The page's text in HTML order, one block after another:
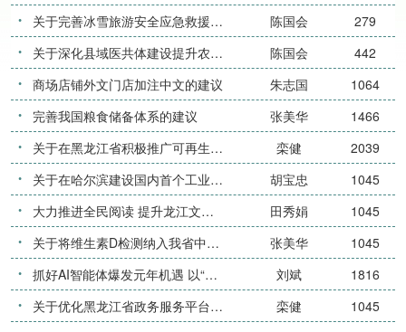
关于完善冰雪旅游安全应急救援体系的建议
陈国会
279
关于深化县域医共体建设提升农村医疗服务能力的建议
陈国会
442
商场店铺外文门店加注中文的建议
朱志国
1064
完善我国粮食储备体系的建议
张美华
1466
关于在黑龙江省积极推广可再生能源开发利用 助力我省绿色低碳发展的建议
栾健
2039
关于在哈尔滨建设国内首个工业菌种、酶制剂 开发技术平台的建议
胡宝忠
1045
大力推进全民阅读 提升龙江文化软实力
田秀娟
1045
关于将维生素D检测纳入我省中老年人年度体检项目的建议
张美华
1045
抓好AI智能体爆发元年机遇 以“智”提“质”赋能龙江粮食安全应急保障体系建设
刘斌
1816
关于优化黑龙江省政务服务平台 “龙易办”APP的建议
栾健
1045